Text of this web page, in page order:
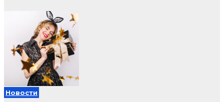
Новости